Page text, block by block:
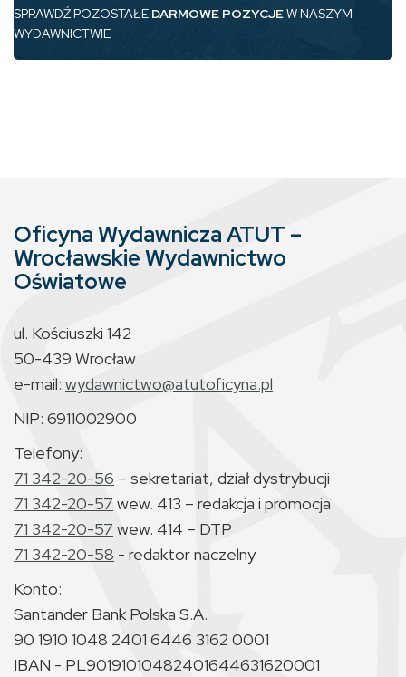
SPRAWDŹ POZOSTAŁE DARMOWE POZYCJEW NASZYM
WYDAWNICTWIE
Oficyna Wydawnicza ATUT –
Wrocławskie Wydawnictwo
Oświatowe
ul. Kościuszki 142
50-439 Wrocław
e-mail: wydawnictwo@atutoficyna.pl
NIP: 6911002900
Telefony:
71 342-20-56 – sekretariat, dział dystrybucji
71 342-20-57 wew. 413 – redakcja i promocja
71 342-20-57 wew. 414 – DTP
71 342-20-58 - redaktor naczelny
Konto:
Santander Bank Polska S.A.
90 1910 1048 2401 6446 3162 0001
IBAN - PL90191010482401644631620001